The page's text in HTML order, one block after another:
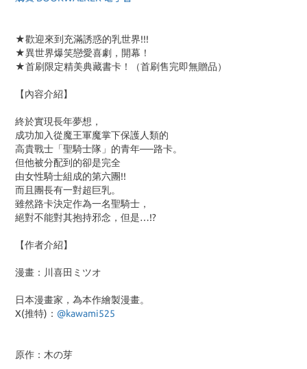
★歡迎來到充滿誘惑的乳世界!!!
★異世界爆笑戀愛喜劇，開幕！
★首刷限定精美典藏書卡！（首刷售完即無贈品）
【內容介紹】
終於實現長年夢想，
成功加入從魔王軍魔掌下保護人類的
高貴戰士「聖騎士隊」的青年──路卡。
但他被分配到的卻是完全
由女性騎士組成的第六團!!
而且團長有一對超巨乳。
雖然路卡決定作為一名聖騎士，
絕對不能對其抱持邪念，但是…!?
【作者介紹】
漫畫：川喜田ミツオ
日本漫畫家，為本作繪製漫畫。
X(推特)： @kawami525
原作：木の芽